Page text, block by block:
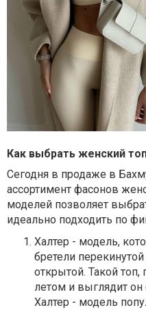
Как выбрать женский
Сегодня в продаже в
ассортимент фасонов
моделей позволяет
идеально подходить по
Халтер - модель,
бретели
открытой. Такой
летом и выглядит он
Халтер - модель